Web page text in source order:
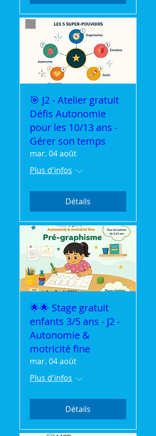
🎯 J2 - Atelier gratuit
Défis Autonomie
pour les 10/13 ans -
Gérer son temps
mar. 04 août
Plus d'infos
Détails
🌟🌟 Stage gratuit
enfants 3/5 ans - J2 -
Autonomie &
motricité fine
mar. 04 août
Plus d'infos
Détails